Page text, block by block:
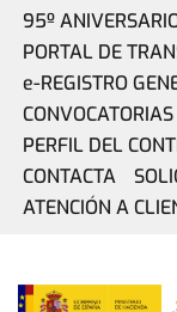
95º
PORTAL DE
e-REGISTRO
PERFIL DEL
CONTACTA
ATENCIÓN A